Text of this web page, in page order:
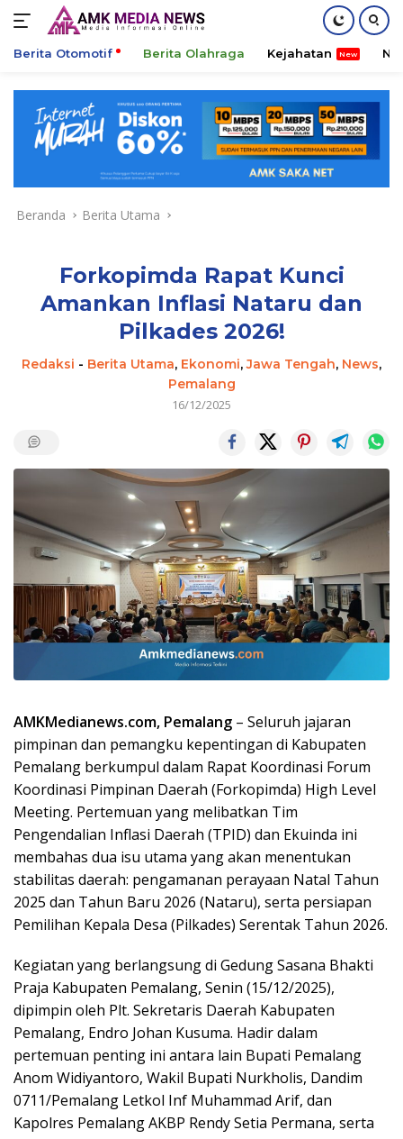
konten
Berita Otomotif Berita Olahraga Kejahatan
Beranda Berita Utama
Forkopimda Rapat Kunci
Amankan Inflasi Nataru dan
Pilkades 2026!
Redaksi - Berita Utama, Ekonomi,Jawa Tengah, News,
Pemalang
16/12/2025
AMKMedianews.com, Pemalang – Seluruh jajaran
pimpinan dan pemangku kepentingan di Kabupaten
Pemalang berkumpul dalam Rapat Koordinasi Forum
Koordinasi Pimpinan Daerah (Forkopimda) High Level
Meeting. Pertemuan yang melibatkan Tim
Pengendalian Inflasi Daerah (TPID) dan Ekuinda ini
membahas dua isu utama yang akan menentukan
stabilitas daerah: pengamanan perayaan Natal Tahun
2025 dan Tahun Baru 2026 (Nataru), serta persiapan
Pemilihan Kepala Desa (Pilkades) Serentak Tahun 2026.
Kegiatan yang berlangsung di Gedung Sasana Bhakti
Praja Kabupaten Pemalang, Senin (15/12/2025),
dipimpin oleh Plt. Sekretaris Daerah Kabupaten
Pemalang, Endro Johan Kusuma. Hadir dalam
pertemuan penting ini antara lain Bupati Pemalang
Anom Widiyantoro, Wakil Bupati Nurkholis, Dandim
0711/Pemalang Letkol Inf Muhammad Arif, dan
Kapolres Pemalang AKBP Rendy Setia Permana, serta